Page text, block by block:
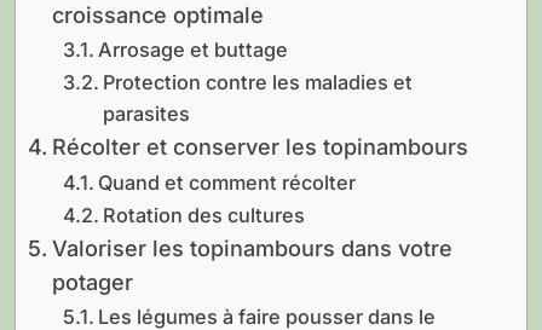
croissance optimale
Arrosage et buttage
Protection contre les maladies et
parasites
Récolter et conserver les topinambours
Quand et comment récolter
Rotation des cultures
Valoriser les topinambours dans votre
potager
Les légumes à faire pousser dans le